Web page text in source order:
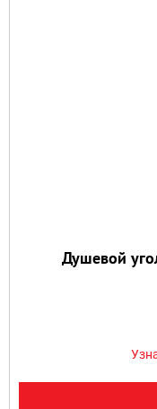
Душевой